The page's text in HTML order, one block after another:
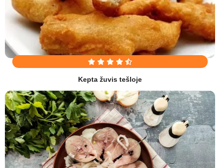
Kepta žuvis tešloje